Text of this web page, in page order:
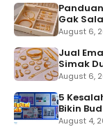
Gak
August 6,
Jual
Simak
August 6,
5
Bikin
August 4,